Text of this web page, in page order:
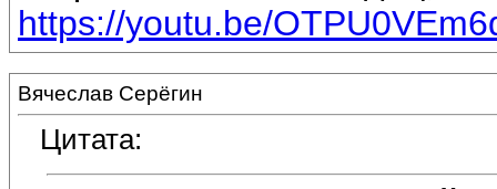
https://youtu.be/
Вячеслав Серёгин
Цитата: